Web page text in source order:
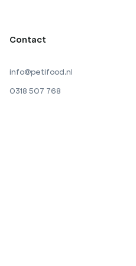
Contact
info@petifood.nl
0318 507 768